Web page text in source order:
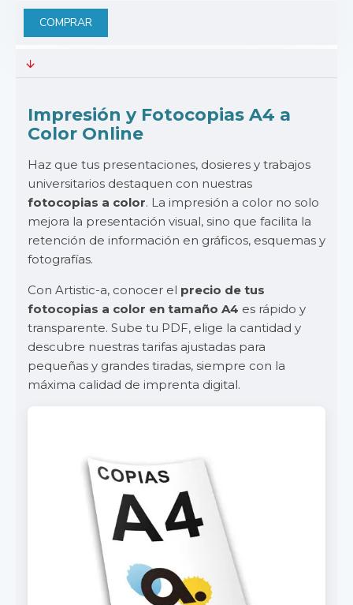
COMPRAR
Impresión y Fotocopias A4 a
Color Online
Haz que tus presentaciones, dosieres y trabajos
universitarios destaquen con nuestras
fotocopias a color. La impresión a color no solo
mejora la presentación visual, sino que facilita la
retención de información en gráficos, esquemas y
fotografías.
Con Artistic-a, conocer el precio de tus
fotocopias a color en tamaño A4 es rápido y
transparente. Sube tu PDF, elige la cantidad y
descubre nuestras tarifas ajustadas para
pequeñas y grandes tiradas, siempre con la
máxima calidad de imprenta digital.